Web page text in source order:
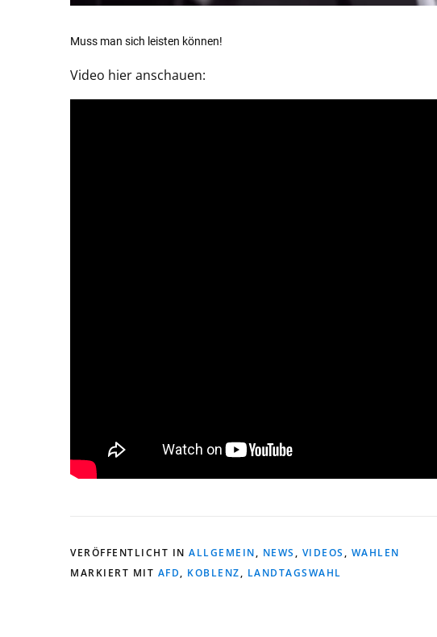
Muss man sich leisten können!
Video hier anschauen:
VERÖFFENTLICHT IN ALLGEMEIN, NEWS , VIDEOS , WAHLEN
MARKIERT MIT AFD, KOBLENZ, LANDTAGSWAHL